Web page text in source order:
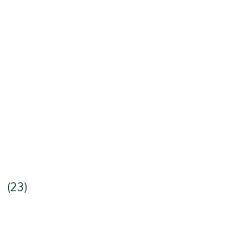
23